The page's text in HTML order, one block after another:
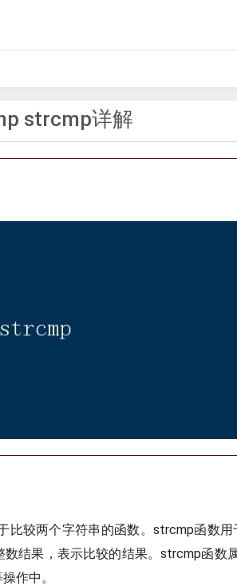
strcmp详解
比较两个字符串的函数。strcmp函数用
结果，表示比较的结果。strcmp函数
作中。